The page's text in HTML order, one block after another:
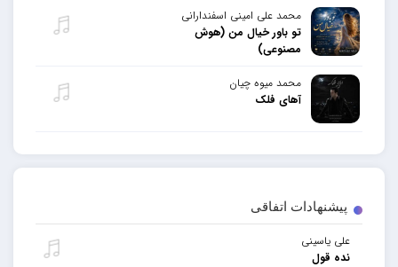
پیشنهادات اتفاقی
علی یاسینی
نده قول
محمد علی امینی اسفندارانی
تو باور خیال من (هوش
مصنوعی)
محمد میوه چیان
آهای فلک